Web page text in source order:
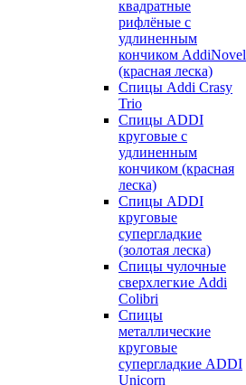
квадратные
рифлёные с
удлиненным
кончиком AddiNovel
(красная леска)
Спицы Addi Crasy
Trio
Спицы ADDI
круговые с
удлиненным
кончиком (красная
леска)
Спицы ADDI
круговые
супергладкие
(золотая леска)
Спицы чулочные
сверхлегкие Addi
Colibri
Спицы
металлические
круговые
супергладкие ADDI
Unicorn